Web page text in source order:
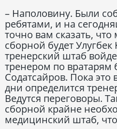
– Наполовину. Были
ребятами, и на
точно вам сказать,
сборной будет
тренерский штаб
тренером по
Содатсайров. Пока
дни определится
Ведутся переговоры.
сборной крайне
медицинский штаб,